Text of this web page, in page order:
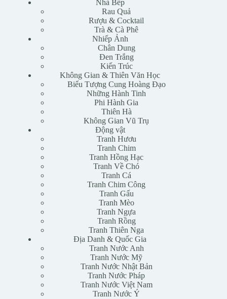
Nhà Bếp
Rau Quả
Rượu & Cocktail
Trà & Cà Phê
Nhiếp Ảnh
Chân Dung
Đen Trắng
Kiến Trúc
Không Gian & Thiên Văn Học
Biểu Tượng Cung Hoàng Đạo
Những Hành Tinh
Phi Hành Gia
Thiên Hà
Không Gian Vũ Trụ
Động vật
Tranh Hươu
Tranh Chim
Tranh Hồng Hạc
Tranh Về Chó
Tranh Cá
Tranh Chim Công
Tranh Gấu
Tranh Mèo
Tranh Ngựa
Tranh Rồng
Tranh Thiên Nga
Địa Danh & Quốc Gia
Tranh Nước Anh
Tranh Nước Mỹ
Tranh Nước Nhật Bản
Tranh Nước Pháp
Tranh Nước Việt Nam
Tranh Nước Ý